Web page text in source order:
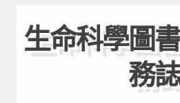
to
content
生命科學圖
務誌